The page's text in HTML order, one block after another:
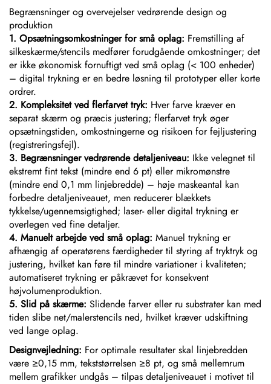
Begrænsninger og overvejelser vedrørende design og
produktion
1. Opsætningsomkostninger for små oplag: Fremstilling af
silkeskærme/stencils medfører forudgående omkostninger; det
er ikke økonomisk fornuftigt ved små oplag (< 100 enheder)
– digital trykning er en bedre løsning til prototyper eller korte
ordrer.
2. Kompleksitet ved flerfarvet tryk: Hver farve kræver en
separat skærm og præcis justering; flerfarvet tryk øger
opsætningstiden, omkostningerne og risikoen for fejljustering
(registreringsfejl).
3. Begrænsninger vedrørende detaljeniveau: Ikke velegnet til
ekstremt fint tekst (mindre end 6 pt) eller mikromønstre
(mindre end 0,1 mm linjebredde) – høje maskeantal kan
forbedre detaljeniveauet, men reducerer blækkets
tykkelse/ugennemsigtighed; laser- eller digital trykning er
overlegen ved fine detaljer.
4. Manuelt arbejde ved små oplag: Manuel trykning er
afhængig af operatørens færdigheder til styring af tryktryk og
justering, hvilket kan føre til mindre variationer i kvaliteten;
automatiseret trykning er påkrævet for konsekvent
højvolumenproduktion.
5. Slid på skærme: Slidende farver eller ru substrater kan med
tiden slibe net/malerstencils ned, hvilket kræver udskiftning
ved lange oplag.
Designvejledning: For optimale resultater skal linjebredden
være ≥0,15 mm, tekststørrelsen ≥8 pt, og små mellemrum
mellem grafikker undgås – tilpas detaljeniveauet i motivet til